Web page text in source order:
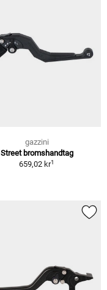
gazzini
Street bromshandtag
659,02 kr1